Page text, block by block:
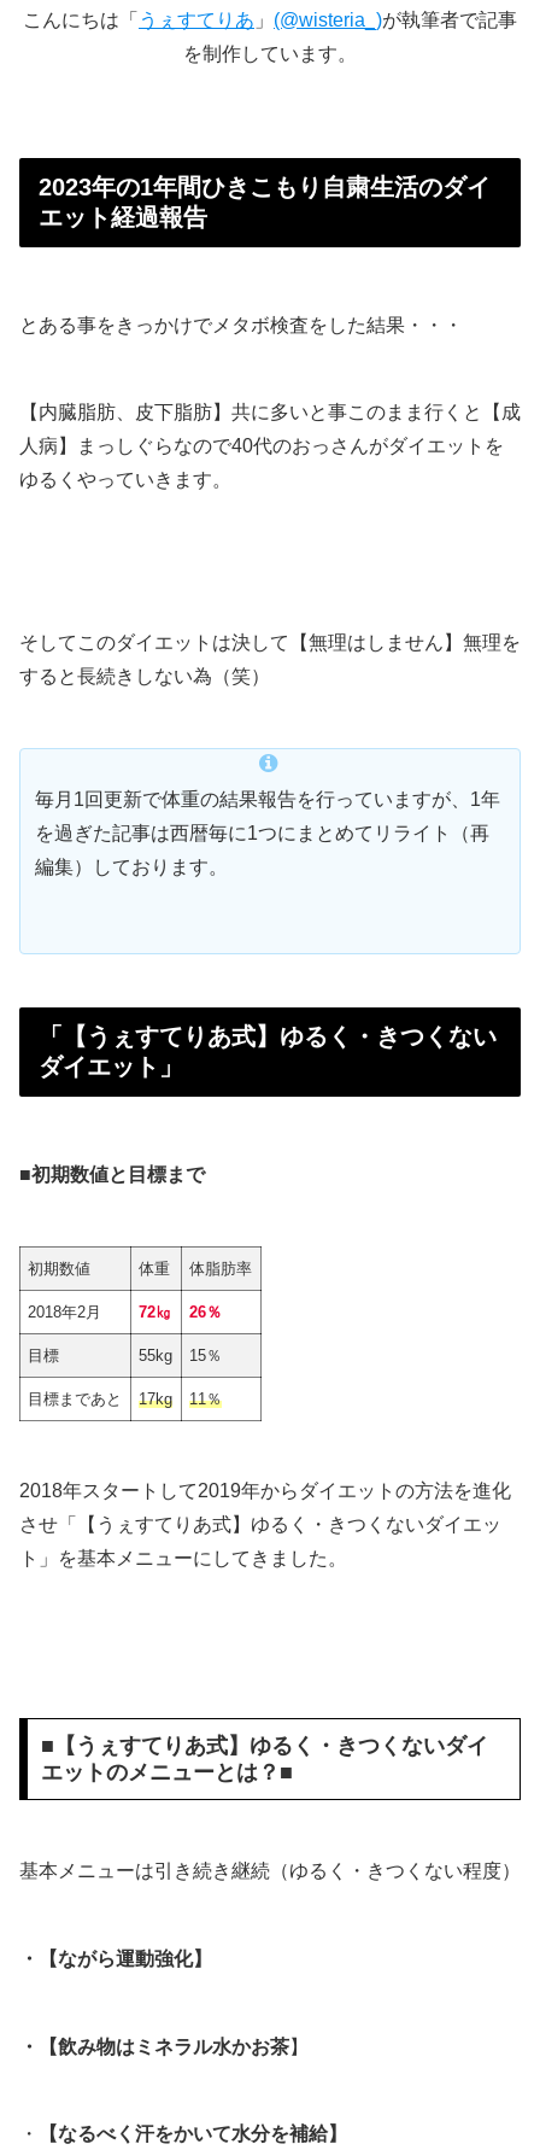
こんにちは「 うぇすてりあ 」 (@wisteria_)が執筆者で記事
を制作しています。
2023年の1年間ひきこもり自粛生活のダイ
エット経過報告
とある事をきっかけでメタボ検査をした結果・・・
【内臓脂肪、皮下脂肪】共に多いと事このまま行くと【成
人病】まっしぐらなので40代のおっさんがダイエットを
ゆるくやっていきます。
そしてこのダイエットは決して【無理はしません】無理を
すると長続きしない為（笑）
毎月1回更新で体重の結果報告を行っていますが、1年
を過ぎた記事は西暦毎に1つにまとめてリライト（再
編集）しております。
「【うぇすてりあ式】ゆるく・きつくない
ダイエット」
■初期数値と目標まで
初期数値 体重 体脂肪率
2018年2月 72㎏ 26％
目標 55kg 15％
目標まであと 17kg 11％
2018年スタートして2019年からダイエットの方法を進化
させ「【うぇすてりあ式】ゆるく・きつくないダイエッ
ト」を基本メニューにしてきました。
■【うぇすてりあ式】ゆるく・きつくないダイ
エットのメニューとは？■
基本メニューは引き続き継続（ゆるく・きつくない程度）
・【ながら運動強化】
・【飲み物はミネラル水かお茶】
・ 【なるべく汗をかいて水分を補給】